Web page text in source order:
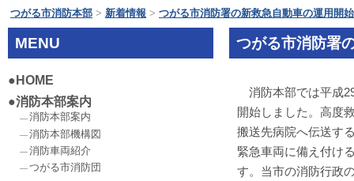
テ
へ
移
つがる市消防本部 > 新着情報 > つがる市消防署の新救急自動車の運用開始
つがる市消防署
消防本部では平成
開始しました。高度
搬送先病院へ伝送す
緊急車両に備え付け
す。当市の消防行政
MENU
HOME
消防本部案内
消防本部案内
消防本部機構図
消防車両紹介
つがる市消防団